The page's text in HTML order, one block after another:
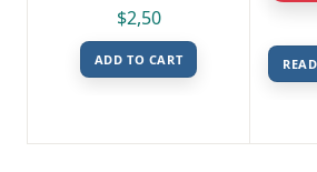
$2,50
ADD TO CART